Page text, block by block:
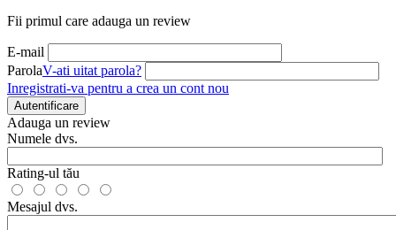
Fii primul care adauga un review
E-mail
ParolaV-ati uitat parola?
Inregistrati-va pentru a crea un cont nou
Autentificare
Adauga un review
Numele dvs.
Rating-ul tău
Mesajul dvs.